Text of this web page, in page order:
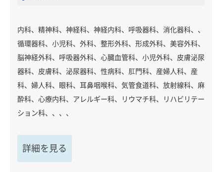
内科、精神科、神経科、神経内科、呼吸器科、消化器科、、
循環器科、小児科、外科、整形外科、形成外科、美容外科、
脳神経外科、呼吸器外科、心臓血管科、小児外科、皮膚泌尿
器科、皮膚科、泌尿器科、性病科、肛門科、産婦人科、産
科、婦人科、眼科、耳鼻咽喉科、気管食道科、放射線科、麻
酔科、心療内科、アレルギー科、リウマチ科、リハビリテー
ション科、、、、
詳細を見る